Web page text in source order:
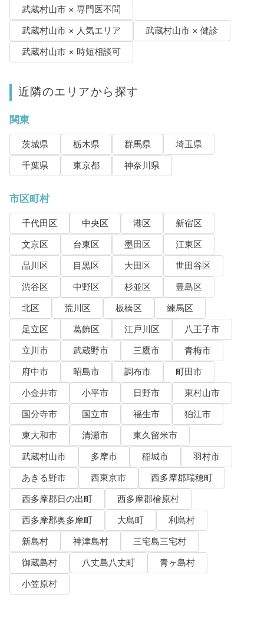
武蔵村山市 × 専門医不問
武蔵村山市 × 人気エリア
武蔵村山市 × 健診
武蔵村山市 × 時短相談可
近隣のエリアから探す
関東
茨城県 栃木県 群馬県
埼玉県
千葉県
東京都 神奈川県
市区町村
千代田区 中央区 港区
新宿区
文京区
台東区 墨田区
江東区
品川区
目黒区 大田区
世田谷区
渋谷区
中野区 杉並区
豊島区
北区
荒川区 板橋区
練馬区
足立区
葛飾区 江戸川区
八王子市
立川市
武蔵野市 三鷹市
青梅市
府中市
昭島市 調布市
町田市
小金井市
小平市 日野市
東村山市
国分寺市
国立市 福生市
狛江市
東大和市
清瀬市
東久留米市
武蔵村山市
多摩市 稲城市
羽村市
あきる野市
西東京市
西多摩郡瑞穂町
西多摩郡日の出町
西多摩郡檜原村
西多摩郡奥多摩町
大島町
利島村
新島村
神津島村
三宅島三宅村
御蔵島村
八丈島八丈町
青ヶ島村
小笠原村